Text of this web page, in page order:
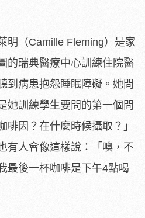
明（Camille Fleming）是家
的瑞典醫療中心訓練住院醫
到病患抱怨睡眠障礙。她問
她訓練學生要問的第一個問
啡因？在什麼時候攝取？」
有人會像這樣說：「噢，不
最後一杯咖啡是下午4點喝